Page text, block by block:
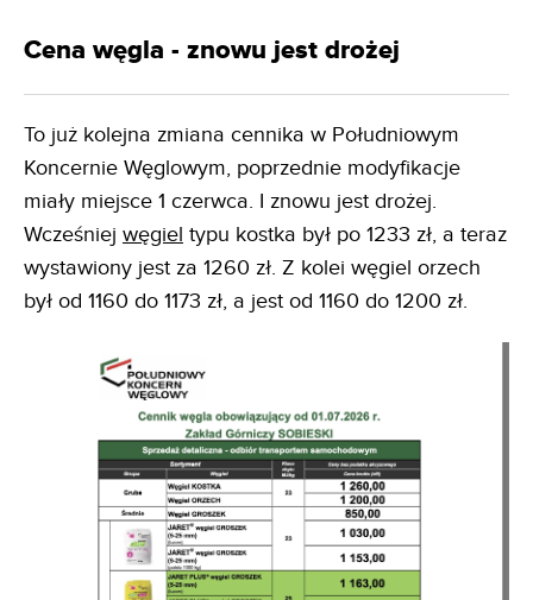
Cena węgla - znowu jest drożej
To już kolejna zmiana cennika w Południowym
Koncernie Węglowym, poprzednie modyfikacje
miały miejsce 1 czerwca. I znowu jest drożej.
Wcześniej węgiel typu kostka był po 1233 zł, a teraz
wystawiony jest za 1260 zł. Z kolei węgiel orzech
był od 1160 do 1173 zł, a jest od 1160 do 1200 zł.